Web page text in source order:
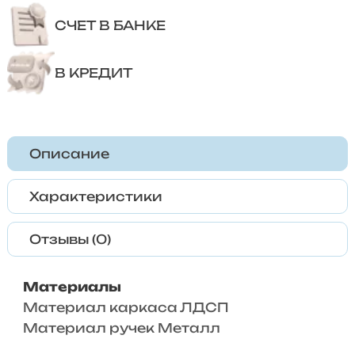
СЧЕТ В БАНКЕ
В КРЕДИТ
Описание
Характеристики
Отзывы (0)
Материалы
Материал каркаса ЛДСП
Материал ручек Металл